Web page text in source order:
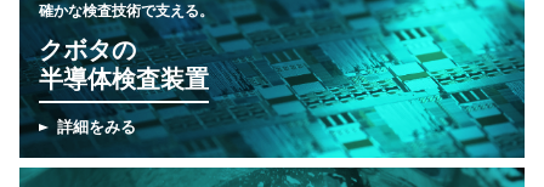
確かな検査技術で支える。
クボタの
半導体検査装置
詳細をみる